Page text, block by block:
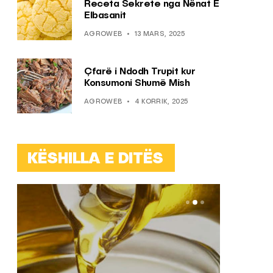
Receta Sekrete nga Nënat E
Elbasanit
AGROWEB 13 MARS, 2025
Çfarë i Ndodh Trupit kur
Konsumoni Shumë Mish
AGROWEB 4 KORRIK, 2025
KËSHILLA E DITËS